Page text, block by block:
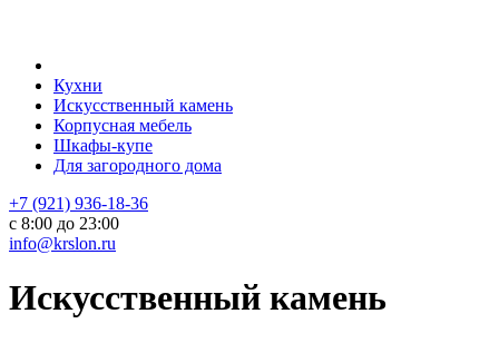
Кухни
Искусственный камень
Корпусная мебель
Шкафы-купе
Для загородного дома
+7 (921) 936-18-36
с 8:00 до 23:00
info@krslon.ru
Искусственный камень